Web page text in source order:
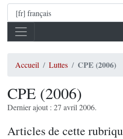
Accueil Luttes CPE (2006)
CPE (2006)
Dernier ajout : 27 avril 2006.
Articles de cette